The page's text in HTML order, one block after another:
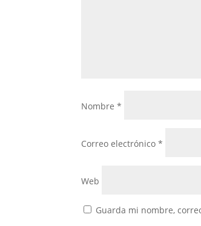
Nombre*
Correo electrónico*
Web
Guarda mi nombre,